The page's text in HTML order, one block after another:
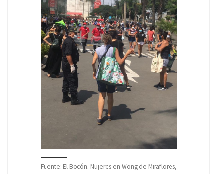
Fuente: El Bocón. Mujeres en Wong de Miraflores,